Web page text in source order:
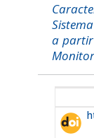
a partir